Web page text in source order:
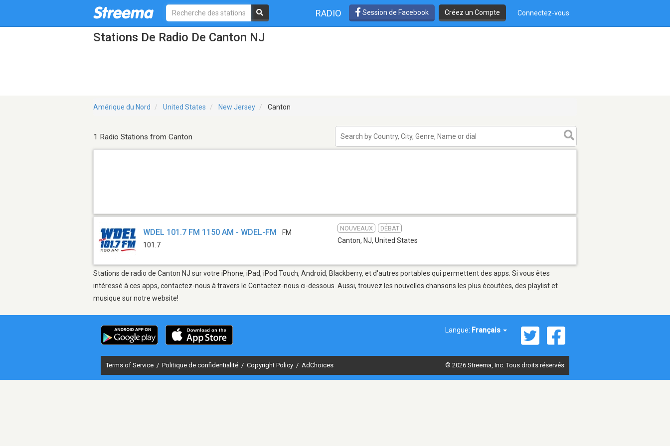
RADIO Session de Facebook Créez un Compte Connectez-vous
Stations De Radio De Canton NJ
Amérique du Nord United States New Jersey Canton
1 Radio Stations from Canton
WDEL 101.7 FM 1150 AM - WDEL-FM
FM
101.7
NOUVEAUX DÉBAT
Canton, NJ, United States
Stations de radio de Canton NJ sur votre iPhone, iPad, iPod Touch, Android, Blackberry, et d'autres portables qui permettent des apps. Si vous êtes
intéressé à ces apps, contactez-nous à travers le Contactez-nous ci-dessous. Aussi, trouvez les nouvelles chansons les plus écoutées, des playlist et
musique sur notre website!
Langue: Français
Terms of Service / Politique de confidentialité / Copyright Policy / AdChoices © 2026 Streema, Inc. Tous droits réservés